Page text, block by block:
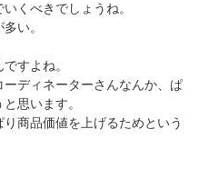
くべきでしょうね。
い。
すよね。
ディネーターさんなんか、ぱ
思います。
商品価値を上げるためという